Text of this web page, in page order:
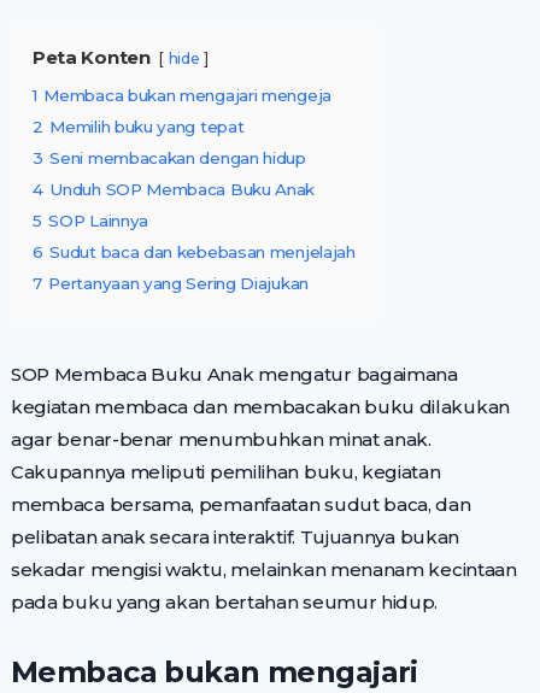
Peta Konten hide
1 Membaca bukan mengajari mengeja
2 Memilih buku yang tepat
3 Seni membacakan dengan hidup
4 Unduh SOP Membaca Buku Anak
5 SOP Lainnya
6 Sudut baca dan kebebasan menjelajah
7 Pertanyaan yang Sering Diajukan
SOP Membaca Buku Anak mengatur bagaimana
kegiatan membaca dan membacakan buku dilakukan
agar benar-benar menumbuhkan minat anak.
Cakupannya meliputi pemilihan buku, kegiatan
membaca bersama, pemanfaatan sudut baca, dan
pelibatan anak secara interaktif. Tujuannya bukan
sekadar mengisi waktu, melainkan menanam kecintaan
pada buku yang akan bertahan seumur hidup.
Membaca bukan mengajari